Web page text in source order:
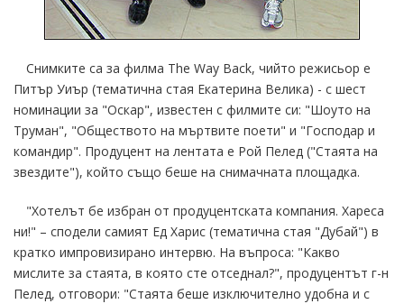
Снимките са за филма The Way Back, чийто режисьор е
Питър Уиър (тематична стая Екатерина Велика) - с шест
номинации за "Оскар", известен с филмите си: "Шоуто на
Труман", "Обществото на мъртвите поети" и "Господар и
командир". Продуцент на лентата е Рой Пелед ("Стаята на
звездите"), който също беше на снимачната площадка.
"Хотелът бе избран от продуцентската компания. Хареса
ни!" – сподели самият Ед Харис (тематична стая "Дубай") в
кратко импровизирано интервю. На въпроса: "Какво
мислите за стаята, в която сте отседнал?", продуцентът г-н
Пелед, отговори: "Стаята беше изключително удобна и с